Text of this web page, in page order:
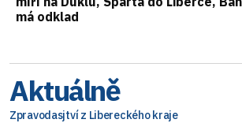
má odklad
Aktuálně
Zpravodasjtví z Libereckého kraje